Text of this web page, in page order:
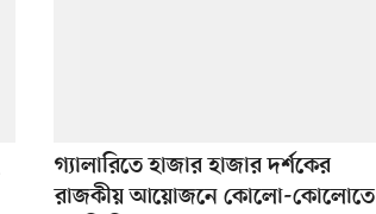
গ্যালারিতে হাজার হাজার দর্শকের
রাজকীয় আয়োজনে কোলো-কোলোতে